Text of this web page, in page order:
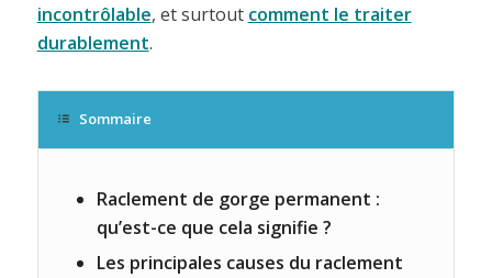
incontrôlable, et surtout comment le traiter
durablement.
Sommaire
Raclement de gorge permanent :
qu’est-ce que cela signifie ?
Les principales causes du raclement